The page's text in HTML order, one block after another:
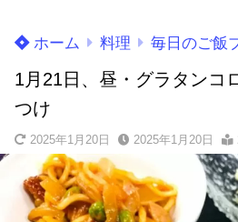
ホーム 料理 毎日のご飯
1月21日、昼・グラタンコ
つけ
2025年1月20日 2025年1月20日